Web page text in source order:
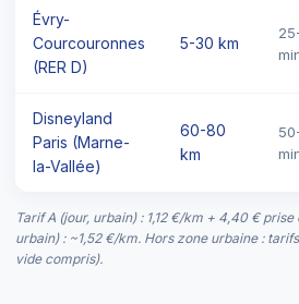
Évry-
Courcouronnes
(RER D)
5-30 km
Disneyland
Paris (Marne-
la-Vallée)
60-80
km
Tarif A (jour, urbain) : 1,12 €/km + 4,40 €
urbain) : ~1,52 €/km. Hors zone urbaine :
vide compris).